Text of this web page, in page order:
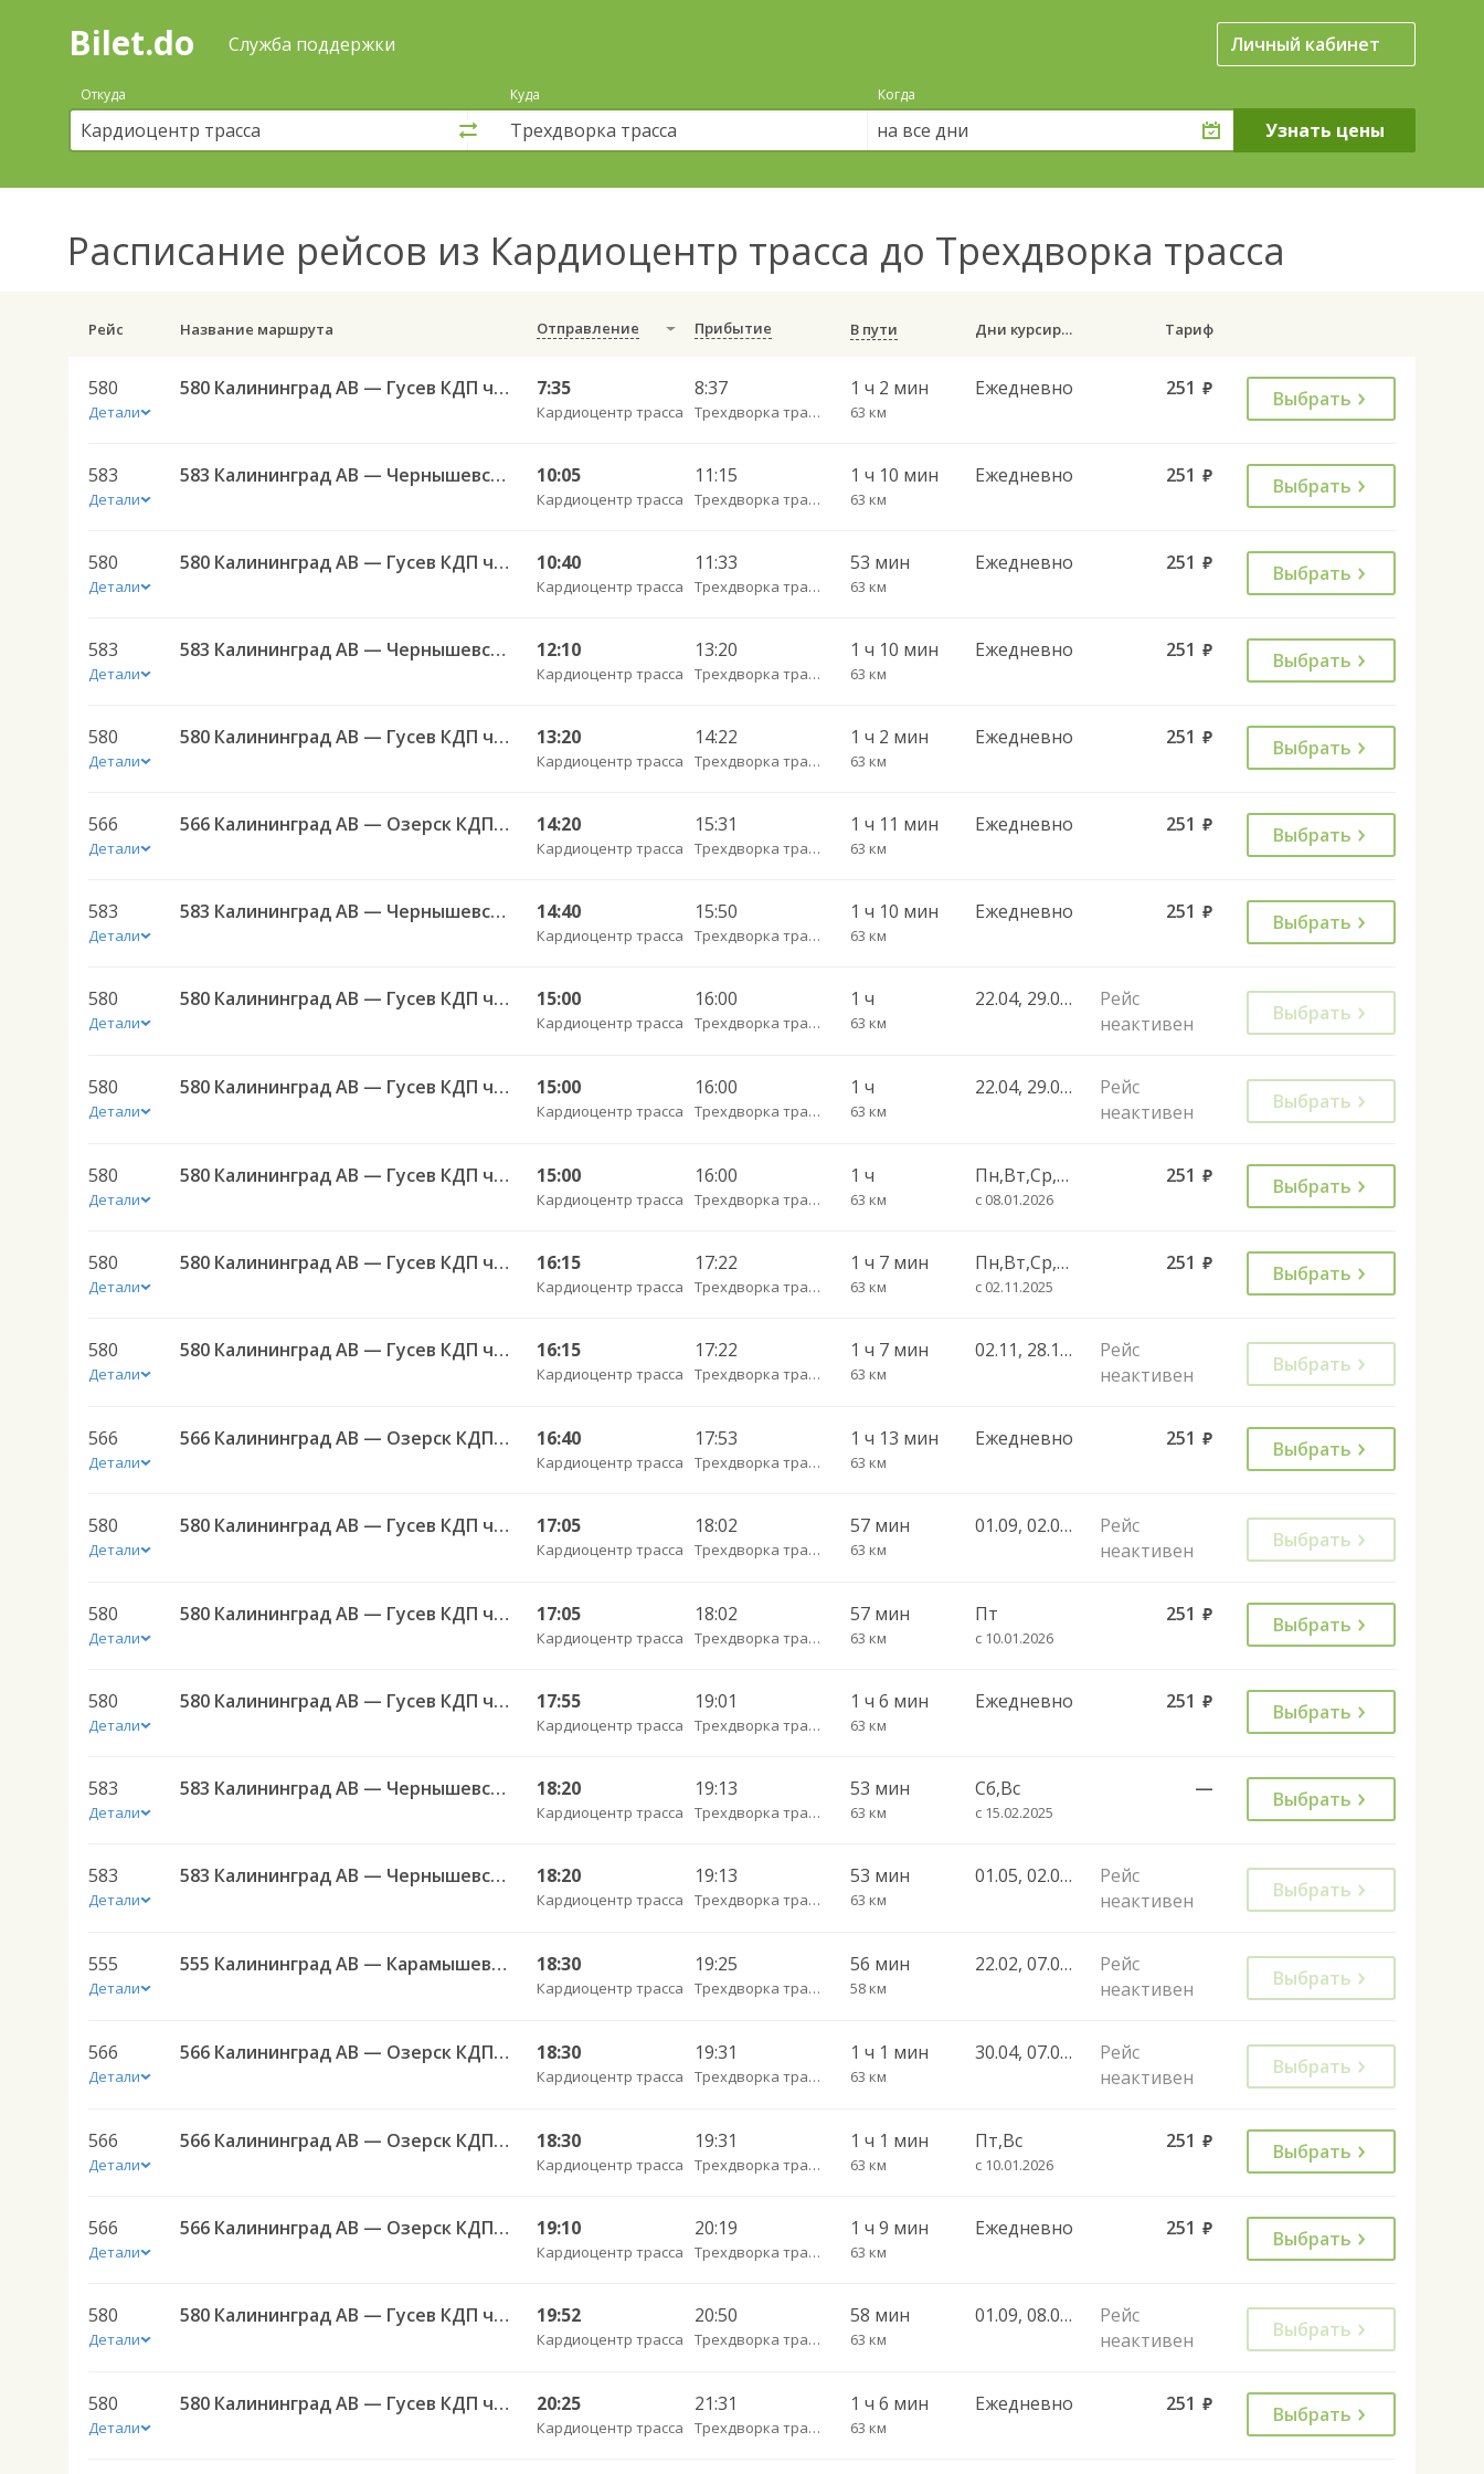
Поиск
покупка
билетов
автобус
онлайн
Bilet.do Служба поддержки Личный кабинет
Откуда Куда Когда
на все дни
Расписание рейсов из Кардиоцентр трасса до Трехдворка трасса
Рейс Название маршрута Отправление Прибытие В пути Дни курсирования Тариф
580
Детали
580 Калининград АВ — Гусев КДП ч/з Черняховск АС 7:35
Кардиоцентр трасса
8:37
Трехдворка трасса
1 ч 2 мин
63 км
Ежедневно 251 руб. Выбрать
583
Детали
583 Калининград АВ — Чернышевское п. ч/з Гвардейск КДП, Черняховск АС 10:05
Кардиоцентр трасса
11:15
Трехдворка трасса
1 ч 10 мин
63 км
Ежедневно 251 руб. Выбрать
580
Детали
580 Калининград АВ — Гусев КДП ч/з Черняховск АС 10:40
Кардиоцентр трасса
11:33
Трехдворка трасса
53 мин
63 км
Ежедневно 251 руб. Выбрать
583
Детали
583 Калининград АВ — Чернышевское п. ч/з Гвардейск КДП, Черняховск АС 12:10
Кардиоцентр трасса
13:20
Трехдворка трасса
1 ч 10 мин
63 км
Ежедневно 251 руб. Выбрать
580
Детали
580 Калининград АВ — Гусев КДП ч/з Черняховск АС 13:20
Кардиоцентр трасса
14:22
Трехдворка трасса
1 ч 2 мин
63 км
Ежедневно 251 руб. Выбрать
566
Детали
566 Калининград АВ — Озерск КДП ч/з Черняховск АС 14:20
Кардиоцентр трасса
15:31
Трехдворка трасса
1 ч 11 мин
63 км
Ежедневно 251 руб. Выбрать
583
Детали
583 Калининград АВ — Чернышевское п. ч/з Гвардейск КДП, Черняховск АС 14:40
Кардиоцентр трасса
15:50
Трехдворка трасса
1 ч 10 мин
63 км
Ежедневно 251 руб. Выбрать
580
Детали
580 Калининград АВ — Гусев КДП ч/з Черняховск АС 15:00
Кардиоцентр трасса
16:00
Трехдворка трасса
1 ч
63 км
22.04, 29.04, 27.04, 02.11, 30.11, 01.11
Рейс
неактивен
Выбрать
580
Детали
580 Калининград АВ — Гусев КДП ч/з Черняховск АС 15:00
Кардиоцентр трасса
16:00
Трехдворка трасса
1 ч
63 км
22.04, 29.04, 27.04, 02.11, 13.12, 28.12, 29.12
Рейс
неактивен
Выбрать
580
Детали
580 Калининград АВ — Гусев КДП ч/з Черняховск АС 15:00
Кардиоцентр трасса
16:00
Трехдворка трасса
1 ч
63 км
Пн,Вт,Ср,Чт,Пт
с 08.01.2026
251 руб. Выбрать
580
Детали
580 Калининград АВ — Гусев КДП ч/з Черняховск АС 16:15
Кардиоцентр трасса
17:22
Трехдворка трасса
1 ч 7 мин
63 км
Пн,Вт,Ср,Чт,Пт,Вс
с 02.11.2025
251 руб. Выбрать
580
Детали
580 Калининград АВ — Гусев КДП ч/з Черняховск АС 16:15
Кардиоцентр трасса
17:22
Трехдворка трасса
1 ч 7 мин
63 км
02.11, 28.12, 01.11
Рейс
неактивен
Выбрать
566
Детали
566 Калининград АВ — Озерск КДП ч/з Черняховск АС 16:40
Кардиоцентр трасса
17:53
Трехдворка трасса
1 ч 13 мин
63 км
Ежедневно 251 руб. Выбрать
580
Детали
580 Калининград АВ — Гусев КДП ч/з Черняховск АС 17:05
Кардиоцентр трасса
18:02
Трехдворка трасса
57 мин
63 км
01.09, 02.01, 22.02, 07.03, 27.04, 08.05, 11.06, 02.11, 28.12, 02.01, 30.04, 07.05, 11.06, 01.11, 07.12, 01.01, 02.01
Рейс
неактивен
Выбрать
580
Детали
580 Калининград АВ — Гусев КДП ч/з Черняховск АС 17:05
Кардиоцентр трасса
18:02
Трехдворка трасса
57 мин
63 км
Пт
с 10.01.2026
251 руб. Выбрать
580
Детали
580 Калининград АВ — Гусев КДП ч/з Черняховск АС 17:55
Кардиоцентр трасса
19:01
Трехдворка трасса
1 ч 6 мин
63 км
Ежедневно 251 руб. Выбрать
583
Детали
583 Калининград АВ — Чернышевское п. ч/з Гвардейск КДП, Черняховск АС 18:20
Кардиоцентр трасса
19:13
Трехдворка трасса
53 мин
63 км
Сб,Вс
с 15.02.2025
— Выбрать
583
Детали
583 Калининград АВ — Чернышевское п. ч/з Гвардейск КДП, Черняховск АС 18:20
Кардиоцентр трасса
19:13
Трехдворка трасса
53 мин
63 км
01.05, 02.05, 08.05, 09.05, 27.06
Рейс
неактивен
Выбрать
555
Детали
555 Калининград АВ — Карамышево п. 18:30
Кардиоцентр трасса
19:25
Трехдворка трасса
56 мин
58 км
22.02, 07.03, 27.04, 08.05, 02.11, 04.11, 08.01
Рейс
неактивен
Выбрать
566
Детали
566 Калининград АВ — Озерск КДП ч/з Черняховск АС 18:30
Кардиоцентр трасса
19:31
Трехдворка трасса
1 ч 1 мин
63 км
30.04, 07.05, 11.06, 29.08, 31.08, 01.11, 04.11
Рейс
неактивен
Выбрать
566
Детали
566 Калининград АВ — Озерск КДП ч/з Черняховск АС 18:30
Кардиоцентр трасса
19:31
Трехдворка трасса
1 ч 1 мин
63 км
Пт,Вс
с 10.01.2026
251 руб. Выбрать
566
Детали
566 Калининград АВ — Озерск КДП ч/з Черняховск АС 19:10
Кардиоцентр трасса
20:19
Трехдворка трасса
1 ч 9 мин
63 км
Ежедневно 251 руб. Выбрать
580
Детали
580 Калининград АВ — Гусев КДП ч/з Черняховск АС 19:52
Кардиоцентр трасса
20:50
Трехдворка трасса
58 мин
63 км
01.09, 08.09, 17.09, 24.09, 01.10, 08.10, 15.10, 22.10, 06.11, 02.01, 08.01, 22.02, 07.03, 13.03, 14.03, 21.07, 28.07, 18.08, 25.08, 01.09, 02.11, 04.11, 28.12, 29.12, 08.01, 21.09
Рейс
неактивен
Выбрать
580
Детали
580 Калининград АВ — Гусев КДП ч/з Черняховск АС 20:25
Кардиоцентр трасса
21:31
Трехдворка трасса
1 ч 6 мин
63 км
Ежедневно 251 руб. Выбрать